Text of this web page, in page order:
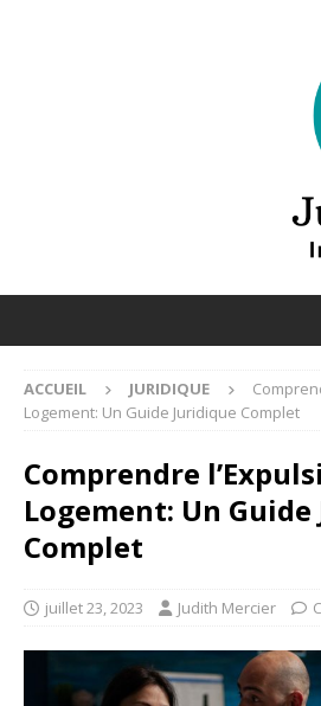
ACCUEIL JURIDIQUE
Logement: Un Guide Juridique Complet
Comprendre
Logement: Un
Complet
juillet 23, 2023 Judith Mercier